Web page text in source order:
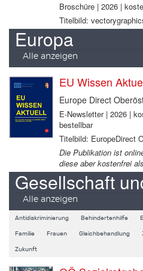
Broschüre | 2026 |
Titelbild:
Europa
Alle anzeigen
EU Wissen
Europe Direct
E-Newsletter | 2026 |
bestellbar
Titelbild: EuropeDirect
Die Publikation ist
diese aber kostenfrei
Gesellschaft
Alle anzeigen
Antidiskriminierung Behindertenhilfe
Familie Frauen Gleichbehandlung
Zukunft